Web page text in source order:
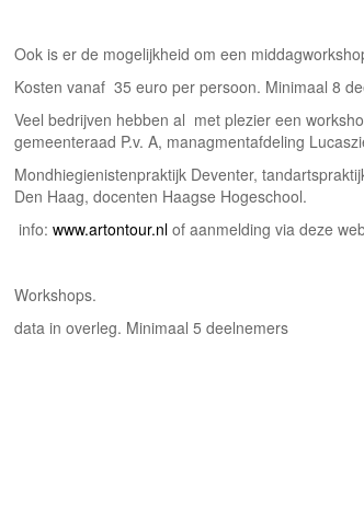
Ook is er de mogelijkheid om een
Kosten vanaf 35 euro per persoon. Minimaal 8
Veel bedrijven hebben al met plezier een
gemeenteraad P.v. A, managmentafdeling
Mondhiegienistenpraktijk Deventer,
Den Haag, docenten Haagse Hogeschool.
info: www.artontour.nl of aanmelding via deze
Workshops.
data in overleg. Minimaal 5 deelnemers